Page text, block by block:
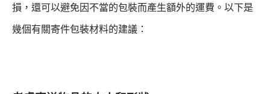
損，還可以避免因不當的包裝而產生額外的運費。以下是
幾個有關寄件包裝材料的建議：